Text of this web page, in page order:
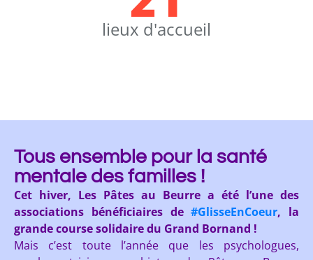
lieux d'accueil
Tous ensemble pour la santé
mentale des familles !
Cet hiver, Les Pâtes au Beurre a été l’une des
associations bénéficiaires de#GlisseEnCoeur, la
grande course solidaire du Grand Bornand !
Mais c’est toute l’année que les psychologues,